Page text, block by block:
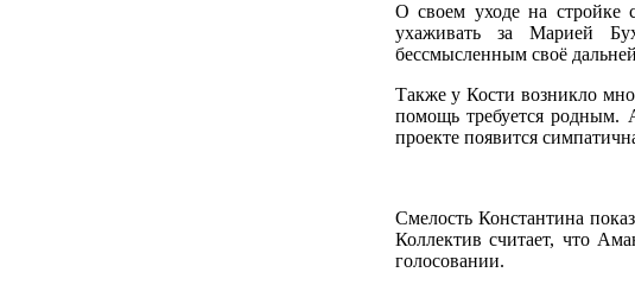
О своем уходе на стройке
ухаживать за Марией
бессмысленным своё
Также у Кости возникло
помощь требуется родным.
проекте появится
Смелость Константина
Коллектив считает, что
голосовании.